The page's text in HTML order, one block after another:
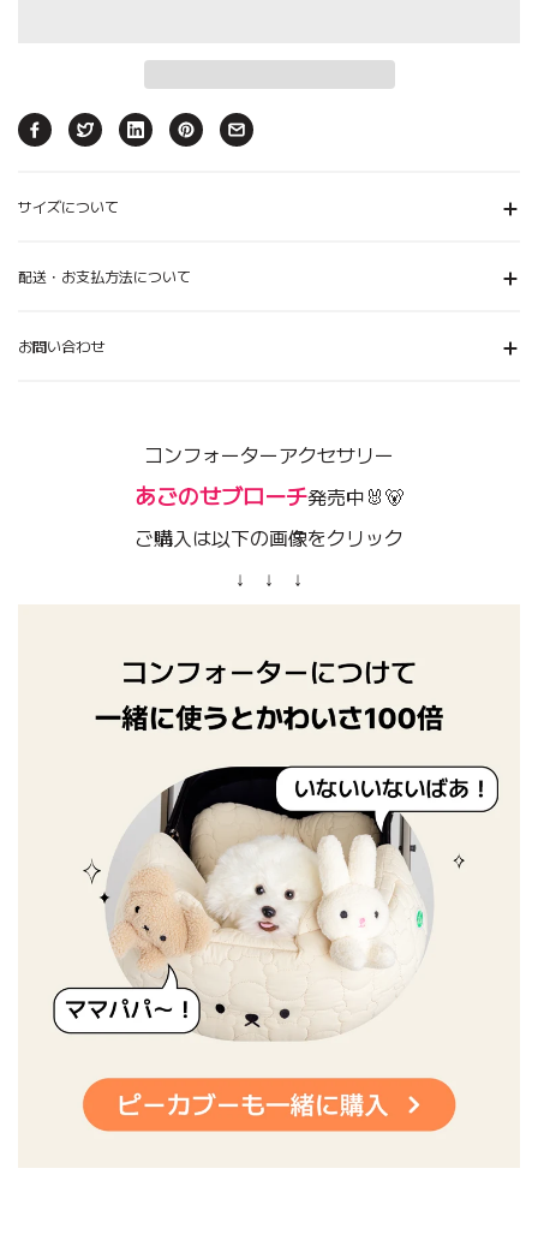
サイズについて
配送・お支払方法について
お問い合わせ
コンフォーターアクセサリー
あごのせブローチ発売中🐰🐻
ご購入は以下の画像をクリック
↓ ↓ ↓